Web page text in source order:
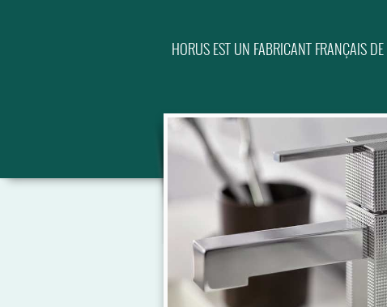
HORUS EST UN FABRICANT FRANÇAIS